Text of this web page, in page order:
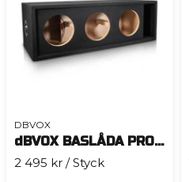
DBVOX
dBVOX BASLÅDA PRO 3X8tum
2 495 kr / Styck